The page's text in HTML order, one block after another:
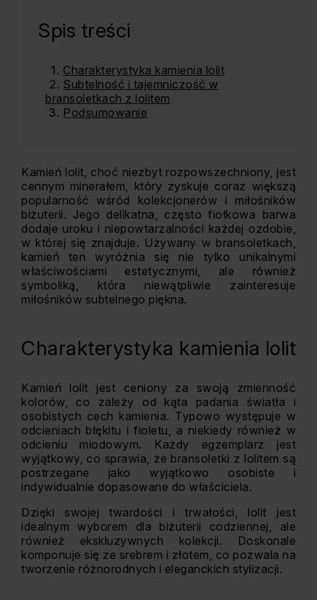
Spis treści
Charakterystyka kamienia lolit
Subtelność i tajemniczość w
bransoletkach z lolitem
Podsumowanie
Kamień lolit, choć niezbyt rozpowszechniony, jest
cennym minerałem, który zyskuje coraz większą
popularność wśród kolekcjonerów i miłośników
biżuterii. Jego delikatna, często fiołkowa barwa
dodaje uroku i niepowtarzalności każdej ozdobie,
w której się znajduje. Używany w bransoletkach,
kamień ten wyróżnia się nie tylko unikalnymi
właściwościami estetycznymi, ale również
symboliką, która niewątpliwie zainteresuje
miłośników subtelnego piękna.
Charakterystyka kamienia lolit
Kamień lolit jest ceniony za swoją zmienność
kolorów, co zależy od kąta padania światła i
osobistych cech kamienia. Typowo występuje w
odcieniach błękitu i fioletu, a niekiedy również w
odcieniu miodowym. Każdy egzemplarz jest
wyjątkowy, co sprawia, że bransoletki z lolitem są
postrzegane jako wyjątkowo osobiste i
indywidualnie dopasowane do właściciela.
Dzięki swojej twardości i trwałości, lolit jest
idealnym wyborem dla biżuterii codziennej, ale
również ekskluzywnych kolekcji. Doskonale
komponuje się ze srebrem i złotem, co pozwala na
tworzenie różnorodnych i eleganckich stylizacji.